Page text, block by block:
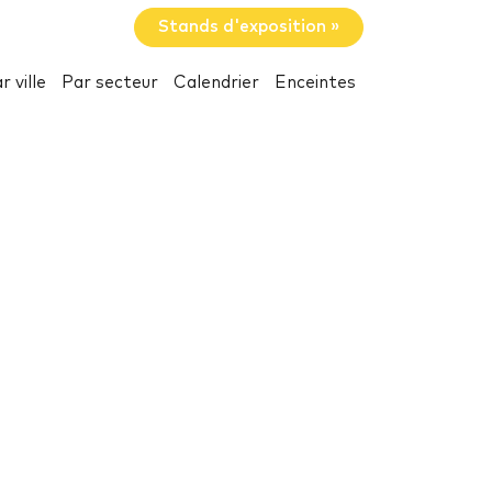
Stands d'exposition »
ville Par secteur Calendrier Enceintes